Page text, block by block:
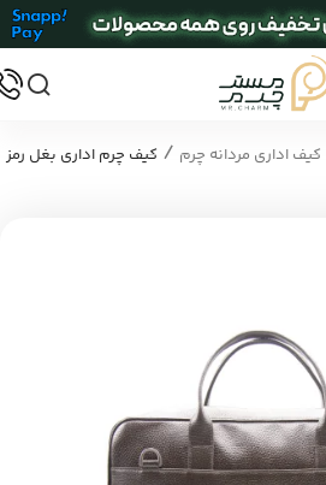
کیف اداری مردانه چرم / کیف چرم اداری بغل رمز